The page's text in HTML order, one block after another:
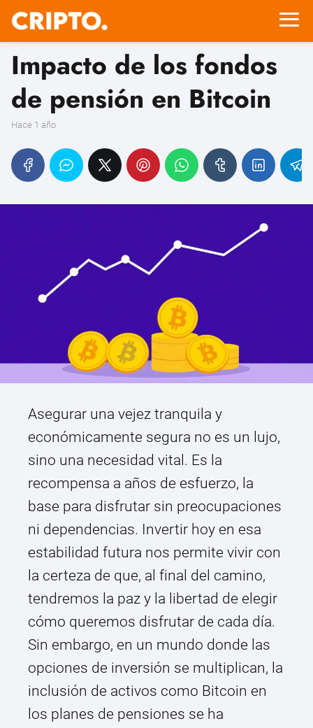
Impacto de los fondos
de pensión en Bitcoin
hace 1 año
Asegurar una vejez tranquila y
económicamente segura no es un lujo,
sino una necesidad vital. Es la
recompensa a años de esfuerzo, la
base para disfrutar sin preocupaciones
ni dependencias. Invertir hoy en esa
estabilidad futura nos permite vivir con
la certeza de que, al final del camino,
tendremos la paz y la libertad de elegir
cómo queremos disfrutar de cada día.
Sin embargo, en un mundo donde las
opciones de inversión se multiplican, la
inclusión de activos como Bitcoin en
los planes de pensiones se ha